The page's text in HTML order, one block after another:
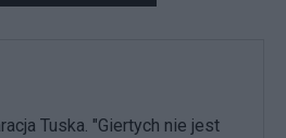
Tuska. "Giertych nie jest